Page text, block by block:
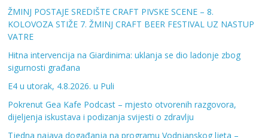
ŽMINJ POSTAJE SREDIŠTE CRAFT PIVSKE SCENE – 8.
KOLOVOZA STIŽE 7. ŽMINJ CRAFT BEER FESTIVAL UZ NASTUP
VATRE
Hitna intervencija na Giardinima: uklanja se dio ladonje zbog
sigurnosti građana
E4 u utorak, 4.8.2026. u Puli
Pokrenut Gea Kafe Podcast – mjesto otvorenih razgovora,
dijeljenja iskustava i podizanja svijesti o zdravlju
Tjedna najava događanja na programu Vodnjanskog ljeta –